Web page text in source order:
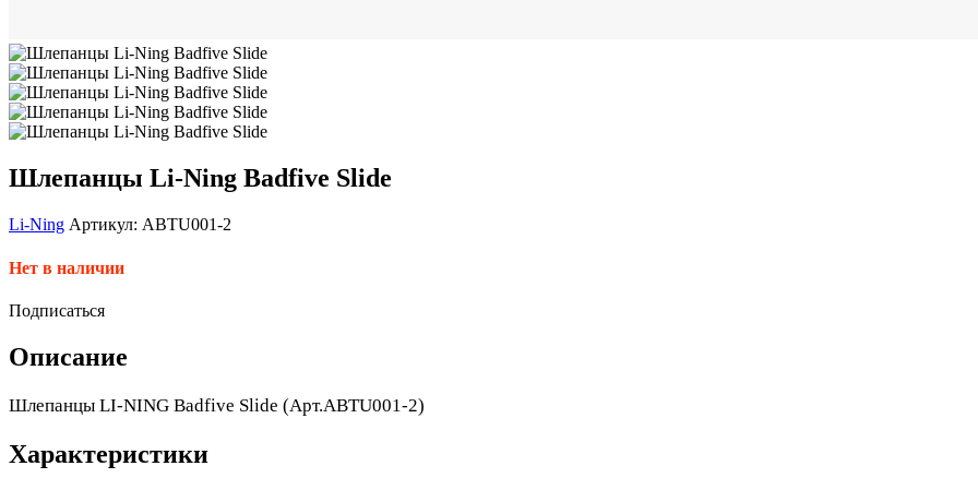
Шлепанцы Li-Ning Badfive Slide
Li-Ning Артикул: ABTU001-2
Нет в наличии
Подписаться
Описание
Шлепанцы LI-NING Badfive Slide (Арт.ABTU001-2)
Характеристики